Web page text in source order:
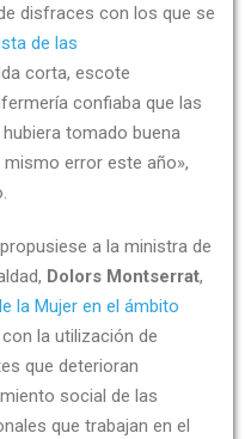
disfraces con los que se
de las
corta, escote
confiaba que las
tomado buena
error este año»,
a la ministra de
Dolors Montserrat,
la Mujer en el ámbito
la utilización de
que deterioran
social de las
que trabajan en el